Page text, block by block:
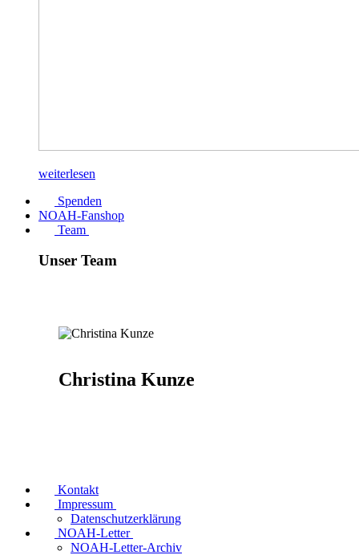
weiterlesen
Spenden
NOAH-Fanshop
Team
Unser Team
Christina Kunze
Kontakt
Impressum
Datenschutzerklärung
NOAH-Letter
NOAH-Letter-Archiv